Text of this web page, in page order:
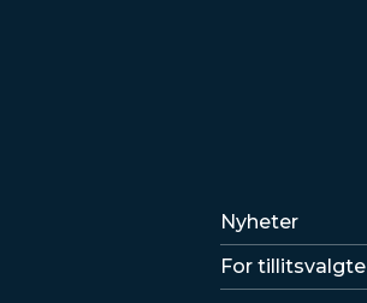
Lenker
Nyheter
For tillitsvalgte